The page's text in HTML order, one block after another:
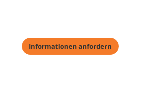
Informationen anfordern